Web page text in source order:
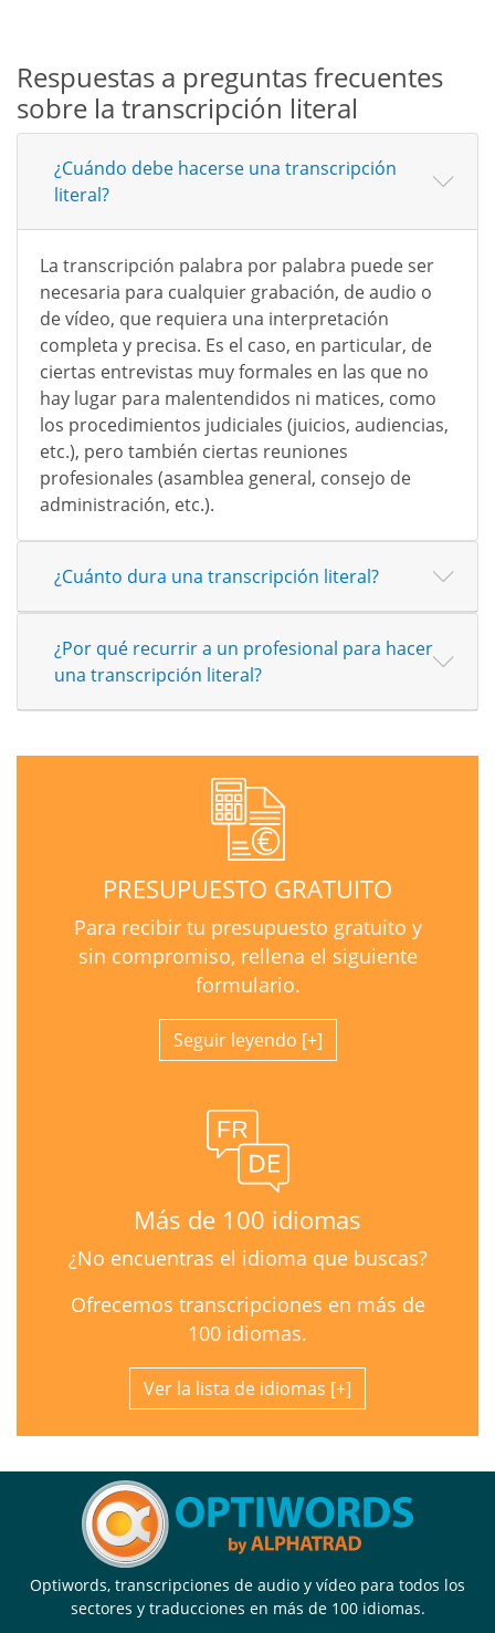
Respuestas a preguntas frecuentes
sobre la transcripción literal
¿Cuándo debe hacerse una transcripción
literal?
La transcripción palabra por palabra puede ser
necesaria para cualquier grabación, de audio o
de vídeo, que requiera una interpretación
completa y precisa. Es el caso, en particular, de
ciertas entrevistas muy formales en las que no
hay lugar para malentendidos ni matices, como
los procedimientos judiciales (juicios, audiencias,
etc.), pero también ciertas reuniones
profesionales (asamblea general, consejo de
administración, etc.).
¿Cuánto dura una transcripción literal?
¿Por qué recurrir a un profesional para hacer
una transcripción literal?
PRESUPUESTO GRATUITO
Para recibir tu presupuesto gratuito y
sin compromiso, rellena el siguiente
formulario.
Seguir leyendo
Más de 100 idiomas
¿No encuentras el idioma que buscas?
Ofrecemos transcripciones en más de
100 idiomas.
Ver la lista de idiomas
Optiwords, transcripciones de audio y vídeo para todos los
sectores y traducciones en más de 100 idiomas.